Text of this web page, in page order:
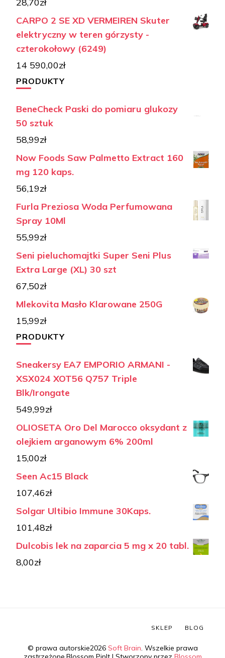
CARPO 2 SE XD VERMEIREN Skuter
elektryczny w teren górzysty -
czterokołowy (6249)
14 590,00zł
PRODUKTY
BeneCheck Paski do pomiaru glukozy
50 sztuk
58,99zł
Now Foods Saw Palmetto Extract 160
mg 120 kaps.
56,19zł
Furla Preziosa Woda Perfumowana
Spray 10Ml
55,99zł
Seni pieluchomajtki Super Seni Plus
Extra Large (XL) 30 szt
67,50zł
Mlekovita Masło Klarowane 250G
15,99zł
PRODUKTY
Sneakersy EA7 EMPORIO ARMANI -
XSX024 XOT56 Q757 Triple
Blk/Irongate
549,99zł
OLIOSETA Oro Del Marocco oksydant z
olejkiem arganowym 6% 200ml
15,00zł
Seen Ac15 Black
107,46zł
Solgar Ultibio Immune 30Kaps.
101,48zł
Dulcobis lek na zaparcia 5 mg x 20 tabl.
8,00zł
© prawa autorskie2026 Soft Brain. Wszelkie prawa
SKLEP BLOG